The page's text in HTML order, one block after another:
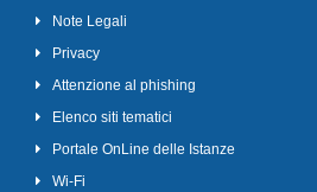
Note Legali
Privacy
Attenzione al phishing
Elenco siti tematici
Portale OnLine delle Istanze
Wi-Fi